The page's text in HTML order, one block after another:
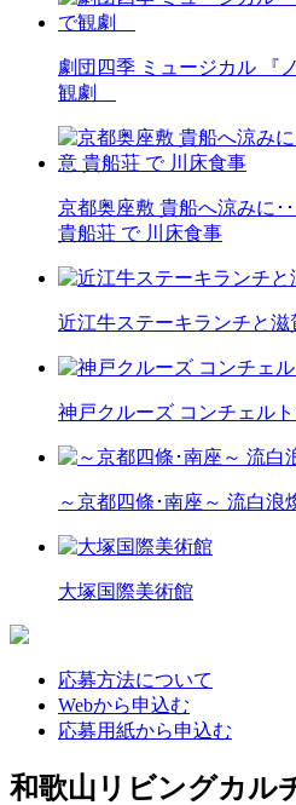
劇団四季 ミュージカル 『
観劇
京都奥座敷 貴船へ涼みに･
貴船荘 で 川床食事
近江牛ステーキランチと滋
神戸クルーズ コンチェル
～京都四條･南座～ 流白浪
大塚国際美術館
応募方法について
Webから申込む
応募用紙から申込む
和歌山リビングカル